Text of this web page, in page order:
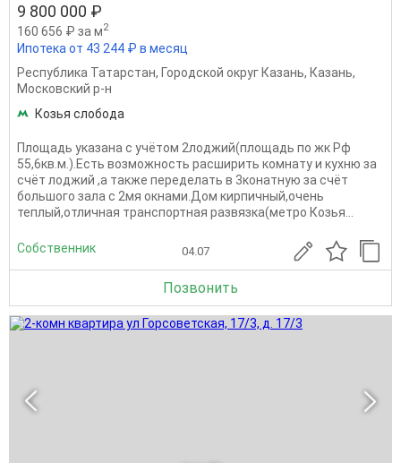
9 800 000 ₽
160 656 ₽ за м2
Ипотека от 43 244 ₽ в месяц
Республика Татарстан, Городской округ Казань, Казань,
Московский р-н
Козья слобода
Площадь указана с учётом 2лоджий(площадь по жк Рф
55,6кв.м.).Есть возможность расширить комнату и кухню за
счёт лоджий ,а также переделать в 3конатную за счёт
большого зала с 2мя окнами.Дом кирпичный,очень
теплый,отличная транспортная развязка(метро Козья...
Собственник 04.07
Позвонить